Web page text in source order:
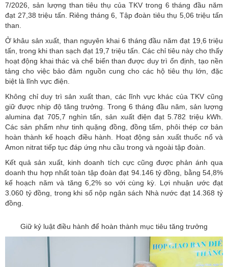
7/2026, sản lượng than tiêu thụ của TKV trong 6 tháng đầu năm
đạt 27,38 triệu tấn. Riêng tháng 6, Tập đoàn tiêu thụ 5,06 triệu tấn
than.
Ở khâu sản xuất, than nguyên khai 6 tháng đầu năm đạt 19,6 triệu
tấn, trong khi than sạch đạt 19,7 triệu tấn. Các chỉ tiêu này cho thấy
hoạt động khai thác và chế biến than được duy trì ổn định, tạo nền
tảng cho việc bảo đảm nguồn cung cho các hộ tiêu thụ lớn, đặc
biệt là lĩnh vực điện.
Không chỉ duy trì sản xuất than, các lĩnh vực khác của TKV cũng
giữ được nhịp độ tăng trưởng. Trong 6 tháng đầu năm, sản lượng
alumina đạt 705,7 nghìn tấn, sản xuất điện đạt 5.782 triệu kWh.
Các sản phẩm như tinh quặng đồng, đồng tấm, phôi thép cơ bản
hoàn thành kế hoạch điều hành. Hoạt động sản xuất thuốc nổ và
Amon nitrat tiếp tục đáp ứng nhu cầu trong và ngoài tập đoàn.
Kết quả sản xuất, kinh doanh tích cực cũng được phản ánh qua
doanh thu hợp nhất toàn tập đoàn đạt 94.146 tỷ đồng, bằng 54,8%
kế hoạch năm và tăng 6,2% so với cùng kỳ. Lợi nhuận ước đạt
3.060 tỷ đồng, trong khi số nộp ngân sách Nhà nước đạt 14.368 tỷ
đồng.
Giữ kỷ luật điều hành để hoàn thành mục tiêu tăng trưởng